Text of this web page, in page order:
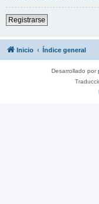
Registrarse
Inicio Índice general
Desarrollado por